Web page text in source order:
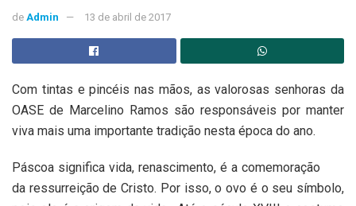
de Admin 13 de abril de 2017
Com tintas e pincéis nas mãos, as valorosas senhoras da
OASE de Marcelino Ramos são responsáveis por manter
viva mais uma importante tradição nesta época do ano.
Páscoa significa vida, renascimento, é a comemoração
da ressurreição de Cristo. Por isso, o ovo é o seu símbolo,